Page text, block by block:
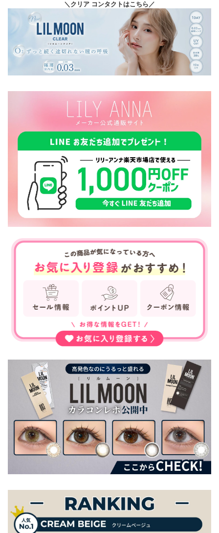
＼クリア コンタクトはこちら／